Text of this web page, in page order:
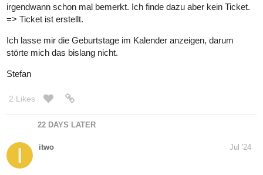
irgendwann schon mal bemerkt. Ich finde dazu aber kein Ticket.
=> Ticket ist erstellt.
Ich lasse mir die Geburtstage im Kalender anzeigen, darum
störte mich das bislang nicht.
Stefan
2 Likes
22 DAYS LATER
itwo Jul '24